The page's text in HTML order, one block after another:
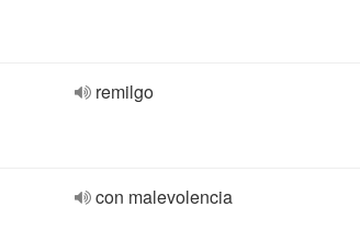
remilgo
con malevolencia